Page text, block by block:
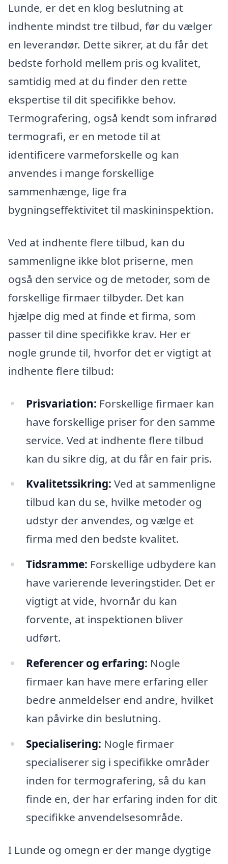
Lunde, er det en klog beslutning at
indhente mindst tre tilbud, før du vælger
en leverandør. Dette sikrer, at du får det
bedste forhold mellem pris og kvalitet,
samtidig med at du finder den rette
ekspertise til dit specifikke behov.
Termografering, også kendt som infrarød
termografi, er en metode til at
identificere varmeforskelle og kan
anvendes i mange forskellige
sammenhænge, lige fra
bygningseffektivitet til maskininspektion.
Ved at indhente flere tilbud, kan du
sammenligne ikke blot priserne, men
også den service og de metoder, som de
forskellige firmaer tilbyder. Det kan
hjælpe dig med at finde et firma, som
passer til dine specifikke krav. Her er
nogle grunde til, hvorfor det er vigtigt at
indhente flere tilbud:
Prisvariation: Forskellige firmaer kan
have forskellige priser for den samme
service. Ved at indhente flere tilbud
kan du sikre dig, at du får en fair pris.
Kvalitetssikring: Ved at sammenligne
tilbud kan du se, hvilke metoder og
udstyr der anvendes, og vælge et
firma med den bedste kvalitet.
Tidsramme: Forskellige udbydere kan
have varierende leveringstider. Det er
vigtigt at vide, hvornår du kan
forvente, at inspektionen bliver
udført.
Referencer og erfaring: Nogle
firmaer kan have mere erfaring eller
bedre anmeldelser end andre, hvilket
kan påvirke din beslutning.
Specialisering: Nogle firmaer
specialiserer sig i specifikke områder
inden for termografering, så du kan
finde en, der har erfaring inden for dit
specifikke anvendelsesområde.
I Lunde og omegn er der mange dygtige